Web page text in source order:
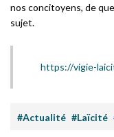
nos concitoyens, de
sujet.
https://vigie-
#Actualité #Laïcité